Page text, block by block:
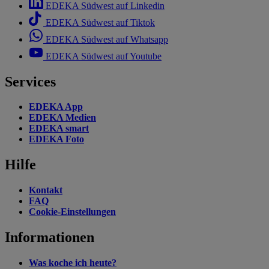
EDEKA Südwest auf Linkedin
EDEKA Südwest auf Tiktok
EDEKA Südwest auf Whatsapp
EDEKA Südwest auf Youtube
Services
EDEKA App
EDEKA Medien
EDEKA smart
EDEKA Foto
Hilfe
Kontakt
FAQ
Cookie-Einstellungen
Informationen
Was koche ich heute?